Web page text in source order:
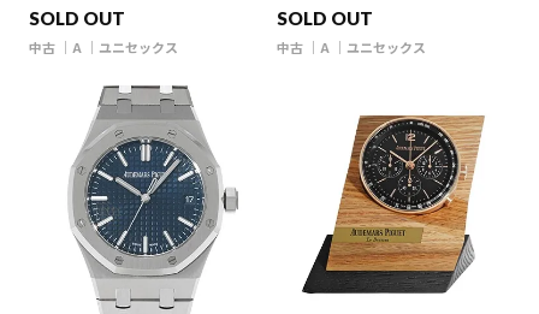
SOLD OUT
中古 A ユニセックス
SOLD OUT
中古 A ユニセックス